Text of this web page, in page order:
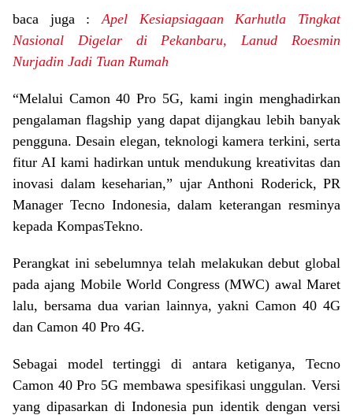
baca juga : Apel Kesiapsiagaan Karhutla Tingkat
Nasional Digelar di Pekanbaru, Lanud Roesmin
Nurjadin Jadi Tuan Rumah
“Melalui Camon 40 Pro 5G, kami ingin menghadirkan
pengalaman flagship yang dapat dijangkau lebih banyak
pengguna. Desain elegan, teknologi kamera terkini, serta
fitur AI kami hadirkan untuk mendukung kreativitas dan
inovasi dalam keseharian,” ujar Anthoni Roderick, PR
Manager Tecno Indonesia, dalam keterangan resminya
kepada KompasTekno.
Perangkat ini sebelumnya telah melakukan debut global
pada ajang Mobile World Congress (MWC) awal Maret
lalu, bersama dua varian lainnya, yakni Camon 40 4G
dan Camon 40 Pro 4G.
Sebagai model tertinggi di antara ketiganya, Tecno
Camon 40 Pro 5G membawa spesifikasi unggulan. Versi
yang dipasarkan di Indonesia pun identik dengan versi